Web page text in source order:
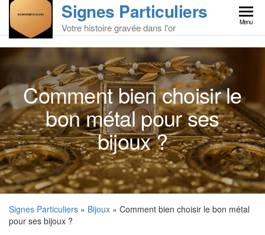
Skip
the
content
Signes Particuliers
Votre histoire gravée dans l'or Menu
Comment bien choisir le
bon métal pour ses
bijoux ?
Signes Particuliers » Bijoux » Comment bien choisir le bon métal
pour ses bijoux ?